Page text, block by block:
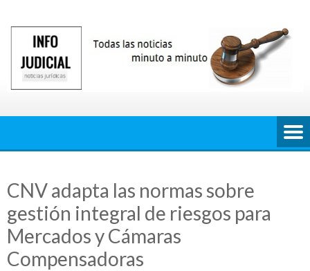
contenido
CNV adapta las normas sobre
gestión integral de riesgos para
Mercados y Cámaras
Compensadoras